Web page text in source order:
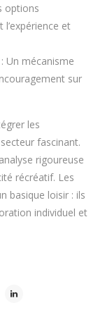
options
et
: Un mécanisme
sur
les
fascinant.
rigoureuse
récréatif. Les
basique loisir : ils
individuel et